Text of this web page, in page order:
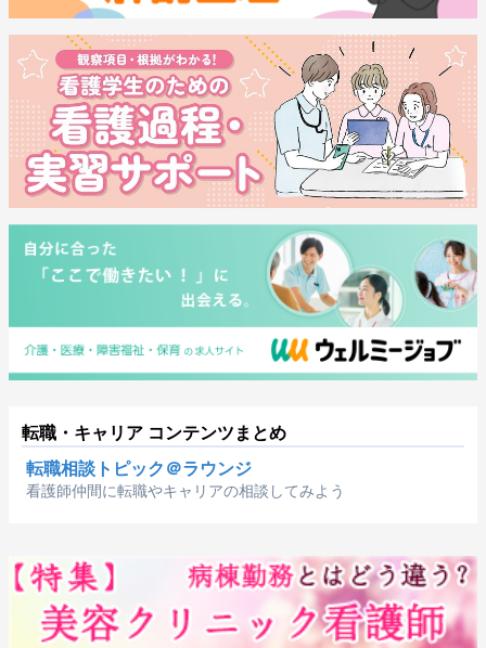
転職・キャリア コンテンツまとめ
転職相談トピック＠ラウンジ
看護師仲間に転職やキャリアの相談してみよう